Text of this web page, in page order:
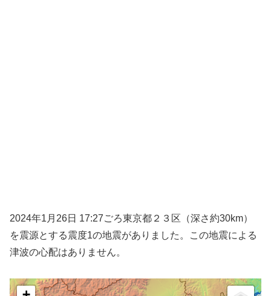
2024年1月26日 17:27ごろ東京都２３区（深さ約30km）
を震源とする震度1の地震がありました。この地震による
津波の心配はありません。